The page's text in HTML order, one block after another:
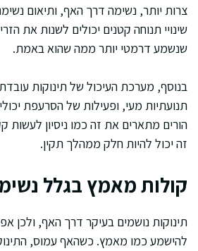
צרות יותר, נשימה דרך האף, ותיאום
שינויי תנוחה קטנים יכולים לשנות את
שנשמע דרמטי יותר ממה שהוא באמת.
בנוסף, מערכת העיכול של תינוקות
תנועתיות מעי, ופעילות של הסרעפת
הורים מתארים את זה כמו ניסיון לעשות
זה יכול להיות חלק ממהלך תקין.
קולות מאמץ בגלל
תינוקות נושמים בעיקר דרך האף, ולכן
להישמע כמו מאמץ. כשהאף עמוס,